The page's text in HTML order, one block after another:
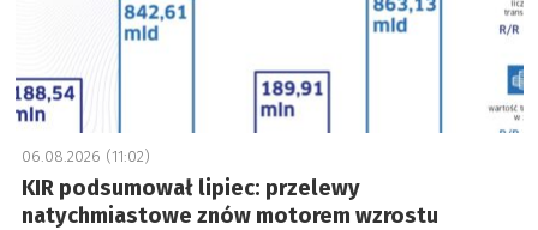
06.08.2026 (11:02)
KIR podsumował lipiec: przelewy
natychmiastowe znów motorem wzrostu